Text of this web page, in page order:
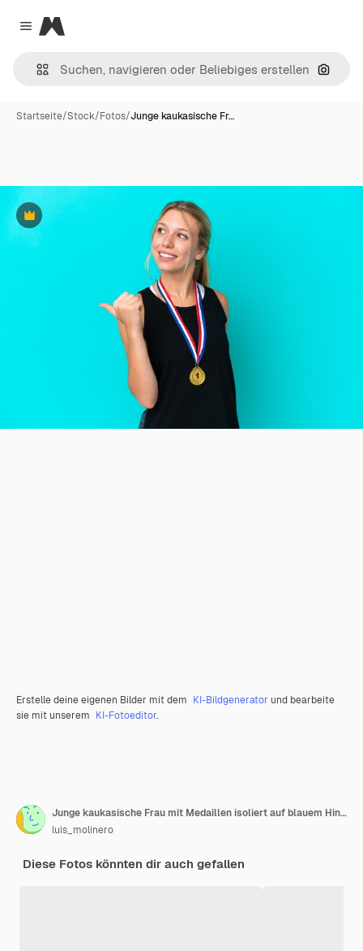
Close menu
Magnific
Nach
Startseite/Stock/Fotos/Junge kaukasische Fr…
Premium
Erstelle deine eigenen Bilder mit dem KI-Bildgenerator und bearbeite
sie mit unserem KI-Fotoeditor.
Junge kaukasische Frau mit Medaillen isoliert auf blauem Hintergrund, die auf die Seite zeigen, um ein Produkt zu präsentieren
luis_molinero
Diese Fotos könnten dir auch gefallen